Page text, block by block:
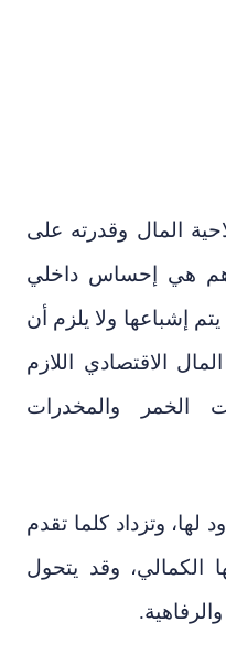
المال وقدرته على
هي إحساس داخلي
إشباعها ولا يلزم أن
الاقتصادي اللازم
الخمر والمخدرات
لها، وتزداد كلما تقدم
الكمالي، وقد يتحول